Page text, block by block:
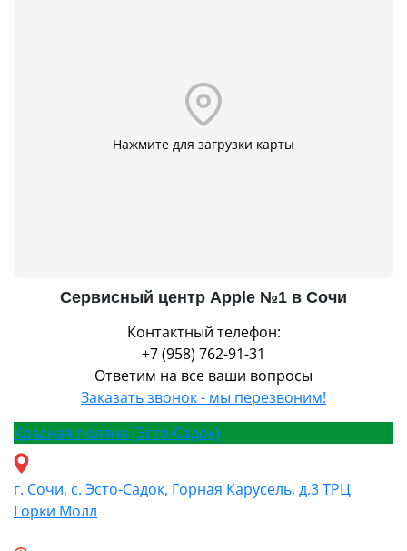
Нажмите для загрузки карты
Сервисный центр Apple №1 в Сочи
Контактный телефон:
+7 (958) 762-91-31
Ответим на все ваши вопросы
Заказать звонок - мы перезвоним!
Красная поляна (Эсто-Садок)
г. Сочи, с. Эсто-Садок, Горная Карусель, д.3 ТРЦ
Горки Молл